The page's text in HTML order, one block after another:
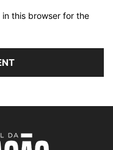
this browser for the